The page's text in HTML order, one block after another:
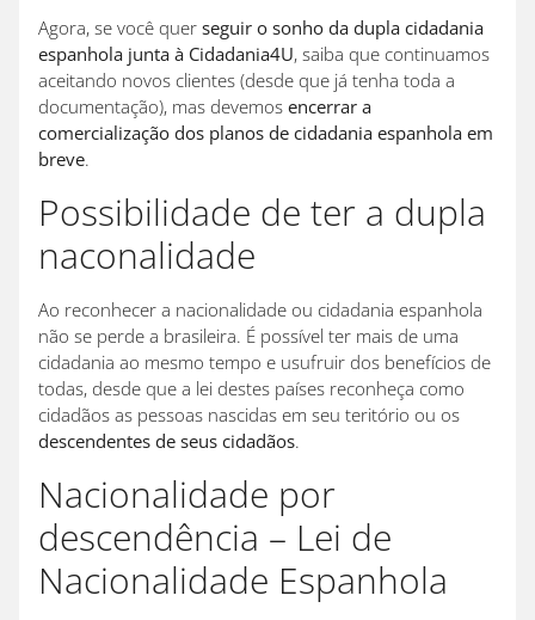
Agora, se você quer seguir o sonho da dupla cidadania
espanhola junta à Cidadania4U, saiba que continuamos
aceitando novos clientes (desde que já tenha toda a
documentação), mas devemos encerrar a
comercialização dos planos de cidadania espanhola em
breve.
Possibilidade de ter a dupla
naconalidade
Ao reconhecer a nacionalidade ou cidadania espanhola
não se perde a brasileira. É possível ter mais de uma
cidadania ao mesmo tempo e usufruir dos benefícios de
todas, desde que a lei destes países reconheça como
cidadãos as pessoas nascidas em seu teritório ou os
descendentes de seus cidadãos.
Nacionalidade por
descendência – Lei de
Nacionalidade Espanhola